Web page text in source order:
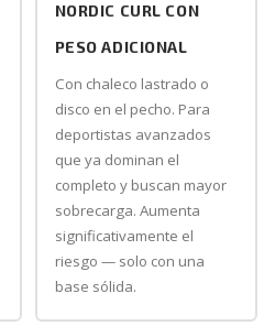
NORDIC CURL CON
PESO ADICIONAL
Con chaleco lastrado o
disco en el pecho. Para
deportistas avanzados
que ya dominan el
completo y buscan mayor
sobrecarga. Aumenta
significativamente el
riesgo — solo con una
base sólida.